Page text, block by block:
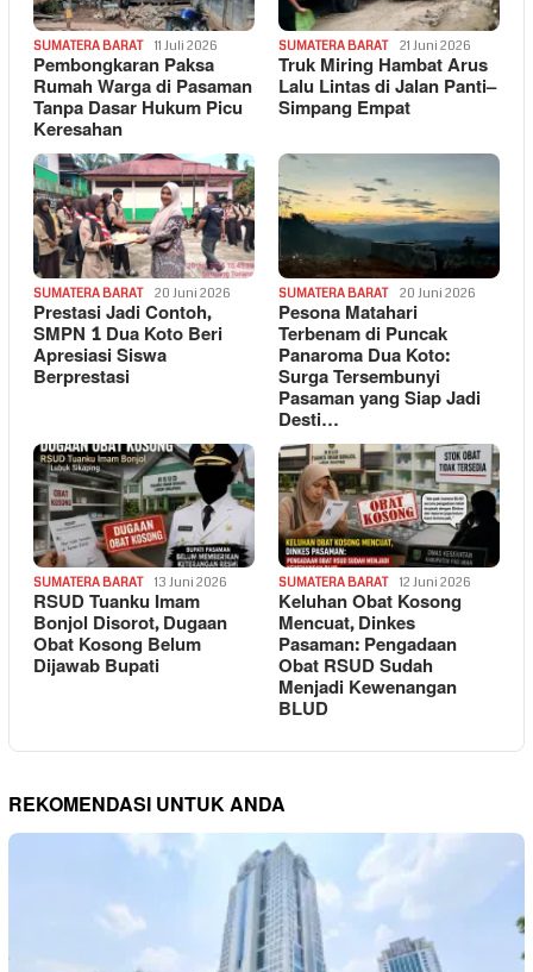
SUMATERA BARAT 11 Juli 2026
Pembongkaran Paksa
Rumah Warga di Pasaman
Tanpa Dasar Hukum Picu
Keresahan
SUMATERA BARAT 21 Juni 2026
Truk Miring Hambat Arus
Lalu Lintas di Jalan Panti–
Simpang Empat
SUMATERA BARAT 20 Juni 2026
Prestasi Jadi Contoh,
SMPN 1 Dua Koto Beri
Apresiasi Siswa
Berprestasi
SUMATERA BARAT 20 Juni 2026
Pesona Matahari
Terbenam di Puncak
Panaroma Dua Koto:
Surga Tersembunyi
Pasaman yang Siap Jadi
Desti…
SUMATERA BARAT 13 Juni 2026
RSUD Tuanku Imam
Bonjol Disorot, Dugaan
Obat Kosong Belum
Dijawab Bupati
SUMATERA BARAT 12 Juni 2026
Keluhan Obat Kosong
Mencuat, Dinkes
Pasaman: Pengadaan
Obat RSUD Sudah
Menjadi Kewenangan
BLUD
REKOMENDASI UNTUK ANDA